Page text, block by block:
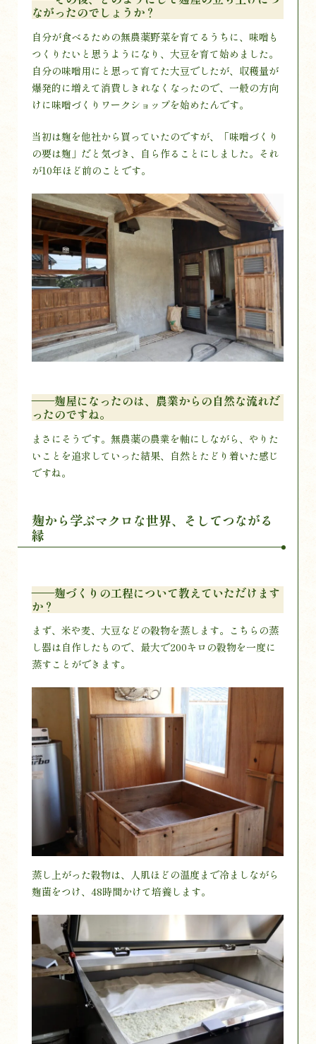
ながったのでしょうか？
自分が食べるための無農薬野菜を育てるうちに、味噌も
つくりたいと思うようになり、大豆を育て始めました。
自分の味噌用にと思って育てた大豆でしたが、収穫量が
爆発的に増えて消費しきれなくなったので、一般の方向
けに味噌づくりワークショップを始めたんです。
当初は麹を他社から買っていたのですが、「味噌づくり
の要は麹」だと気づき、自ら作ることにしました。それ
が10年ほど前のことです。
——麹屋になったのは、農業からの自然な流れだ
ったのですね。
まさにそうです。無農薬の農業を軸にしながら、やりた
いことを追求していった結果、自然とたどり着いた感じ
ですね。
麹から学ぶマクロな世界、そしてつながる
縁
——麹づくりの工程について教えていただけます
か？
まず、米や麦、大豆などの穀物を蒸します。こちらの蒸
し器は自作したもので、最大で200キロの穀物を一度に
蒸すことができます。
蒸し上がった穀物は、人肌ほどの温度まで冷ましながら
麹菌をつけ、48時間かけて培養します。